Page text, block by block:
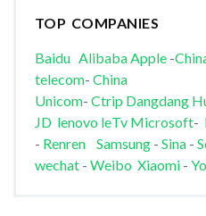
TOP COMPANIES
Baidu AlibabaApple-
telecom- China
Unicom- Ctrip Dangdang
JD lenovo leTv Microsoft-
- Renren Samsung- Sina-
wechat - Weibo Xiaomi-